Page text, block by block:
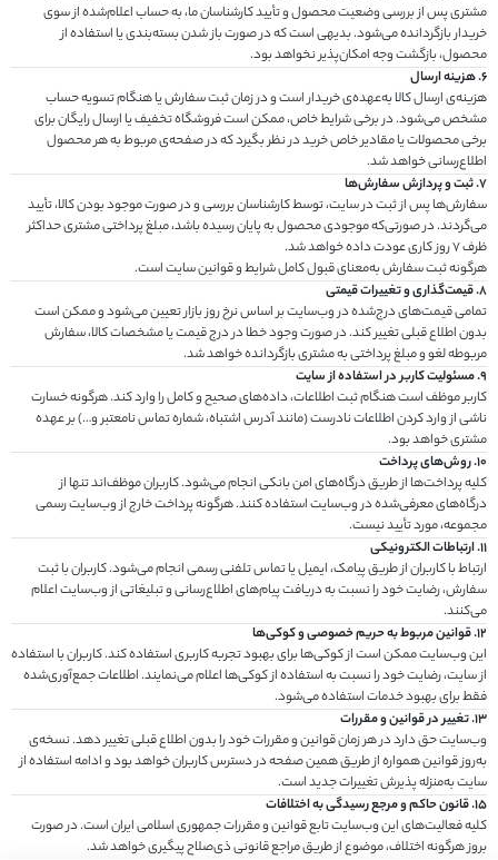
مشتری پس از بررسی وضعیت محصول و تأیید کارشناسان ما، به حساب اعلام‌شده از سوی
خریدار بازگردانده می‌شود. بدیهی است که در صورت باز شدن بسته‌بندی یا استفاده از
محصول، بازگشت وجه امکان‌پذیر نخواهد بود.
6. هزینه ارسال
هزینه‌ی ارسال کالا به‌عهده‌ی خریدار است و در زمان ثبت سفارش یا هنگام تسویه حساب
مشخص می‌شود. در برخی شرایط خاص، ممکن است فروشگاه تخفیف یا ارسال رایگان برای
برخی محصولات یا مقادیر خاص خرید در نظر بگیرد که در صفحه‌ی مربوط به هر محصول
اطلاع‌رسانی خواهد شد.
7. ثبت و پردازش سفارش‌ها
سفارش‌ها پس از ثبت در سایت، توسط کارشناسان بررسی و در صورت موجود بودن کالا، تأیید
می‌گردند. در صورتی‌که موجودی محصول به پایان رسیده باشد، مبلغ پرداختی مشتری حداکثر
ظرف ۷ روز کاری عودت داده خواهد شد.
هرگونه ثبت سفارش به‌معنای قبول کامل شرایط و قوانین سایت است.
8. قیمت‌گذاری و تغییرات قیمتی
تمامی قیمت‌های درج‌شده در وب‌سایت بر اساس نرخ روز بازار تعیین می‌شود و ممکن است
بدون اطلاع قبلی تغییر کند. در صورت وجود خطا در درج قیمت یا مشخصات کالا، سفارش
مربوطه لغو و مبلغ پرداختی به مشتری بازگردانده خواهد شد.
9. مسئولیت کاربر در استفاده از سایت
کاربر موظف است هنگام ثبت اطلاعات، داده‌های صحیح و کامل را وارد کند. هرگونه خسارت
ناشی از وارد کردن اطلاعات نادرست (مانند آدرس اشتباه، شماره تماس نامعتبر و…) بر عهده
مشتری خواهد بود.
10. روش‌های پرداخت
کلیه پرداخت‌ها از طریق درگاه‌های امن بانکی انجام می‌شود. کاربران موظف‌اند تنها از
درگاه‌های معرفی‌شده در وب‌سایت استفاده کنند. هرگونه پرداخت خارج از وب‌سایت رسمی
مجموعه، مورد تأیید نیست.
11. ارتباطات الکترونیکی
ارتباط با کاربران از طریق پیامک، ایمیل یا تماس تلفنی رسمی انجام می‌شود. کاربران با ثبت
سفارش، رضایت خود را نسبت به دریافت پیام‌های اطلاع‌رسانی و تبلیغاتی از وب‌سایت اعلام
می‌کنند.
12. قوانین مربوط به حریم خصوصی و کوکی‌ها
این وب‌سایت ممکن است از کوکی‌ها برای بهبود تجربه کاربری استفاده کند. کاربران با استفاده
از سایت، رضایت خود را نسبت به استفاده از کوکی‌ها اعلام می‌نمایند. اطلاعات جمع‌آوری‌شده
فقط برای بهبود خدمات استفاده می‌شود.
13. تغییر در قوانین و مقررات
وب‌سایت حق دارد در هر زمان قوانین و مقررات خود را بدون اطلاع قبلی تغییر دهد. نسخه‌ی
به‌روز قوانین همواره از طریق همین صفحه در دسترس کاربران خواهد بود و ادامه استفاده از
سایت به‌منزله پذیرش تغییرات جدید است.
15. قانون حاکم و مرجع رسیدگی به اختلافات
کلیه فعالیت‌های این وب‌سایت تابع قوانین و مقررات جمهوری اسلامی ایران است. در صورت
بروز هرگونه اختلاف، موضوع از طریق مراجع قانونی ذی‌صلاح پیگیری خواهد شد.